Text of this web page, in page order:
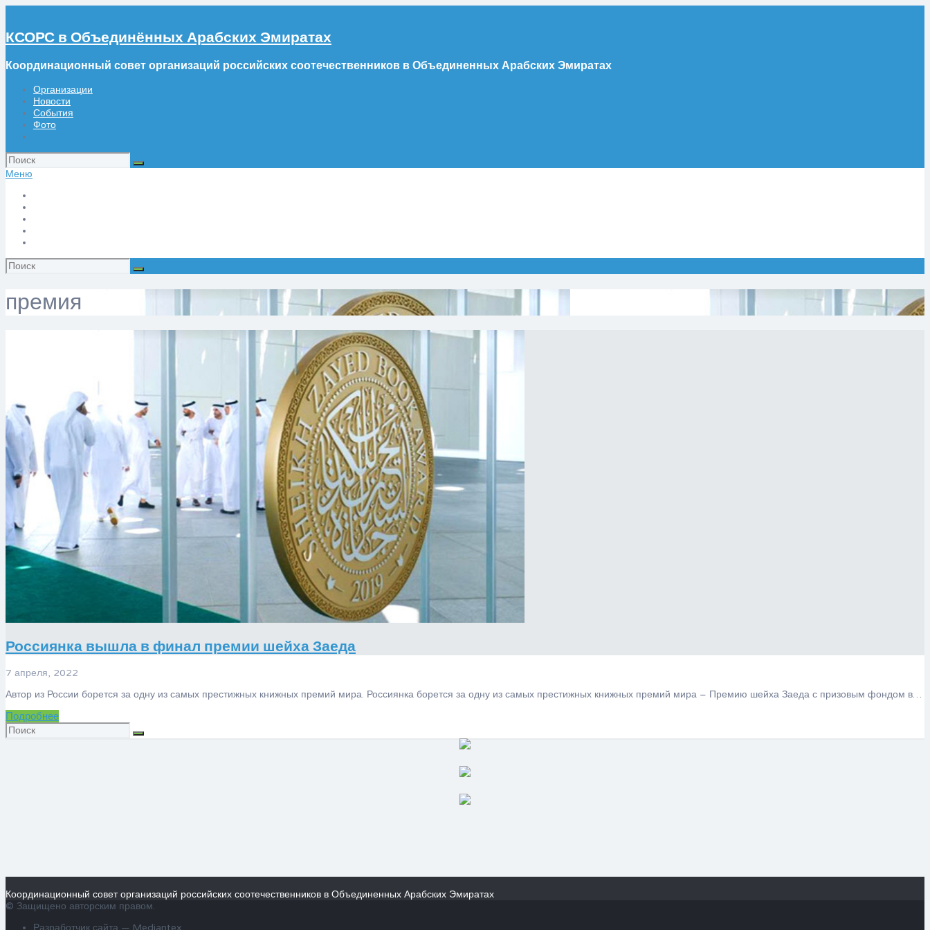
КСОРС в Объединённых Арабских Эмиратах
Координационный совет организаций российских соотечественников в Объединенных Арабских Эмиратах
Организации
Новости
События
Фото
Искать:
Меню
Искать:
премия
​Россиянка вышла в финал премии шейха Заеда
7 апреля, 2022
Автор из России борется за одну из самых престижных книжных премий мира. Россиянка борется за одну из самых престижных книжных премий мира – Премию шейха Заеда с призовым фондом в…
Подробнее
Искать:
Координационный совет организаций российских соотечественников в Объединенных Арабских Эмиратах
© Защищено авторским правом.
Разработчик сайта — Mediantex